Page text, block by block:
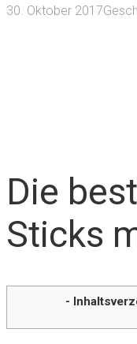
30. Oktober 2017
Die
Sticks
-